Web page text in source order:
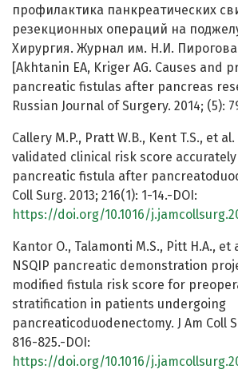
профилактика панкреатических
резекционных операций на
Хирургия. Журнал им. Н.И. Пирогова.
[Akhtanin EA, Kriger AG. Causes and
pancreatic fistulas after pancreas
Russian Journal of Surgery. 2014; (5):
Callery M.P., Pratt W.B., Kent T.S., et
validated clinical risk score
pancreatic fistula after
Coll Surg. 2013; 216(1): 1-14.-DOI:
https://doi.org/10.1016/
Kantor O., Talamonti M.S., Pitt H.A., et
NSQIP pancreatic demonstration
modified fistula risk score for
stratification in patients undergoing
pancreaticoduodenectomy. J Am Coll
816-825.-DOI:
https://doi.org/10.1016/